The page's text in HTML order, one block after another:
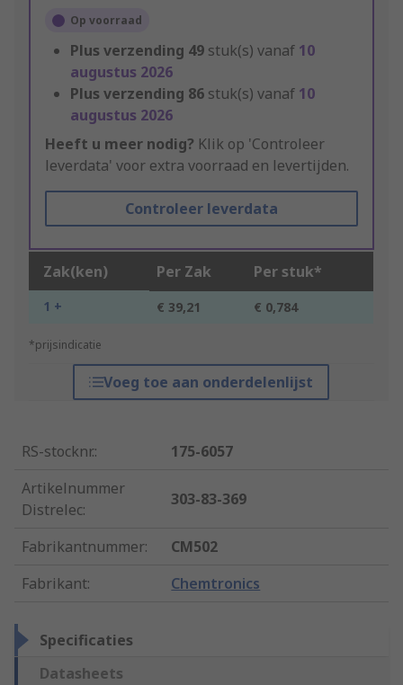
Op voorraad
Plus verzending 49 stuk(s) vanaf 10
augustus 2026
Plus verzending 86 stuk(s) vanaf 10
augustus 2026
Heeft u meer nodig? Klik op 'Controleer
leverdata' voor extra voorraad en levertijden.
Controleer leverdata
Zak(ken) Per Zak Per stuk*
1 + € 39,21 € 0,784
*prijsindicatie
Voeg toe aan onderdelenlijst
RS-stocknr.:
175-6057
Artikelnummer
Distrelec:
303-83-369
Fabrikantnummer:
CM502
Fabrikant: Chemtronics
Specificaties
Datasheets